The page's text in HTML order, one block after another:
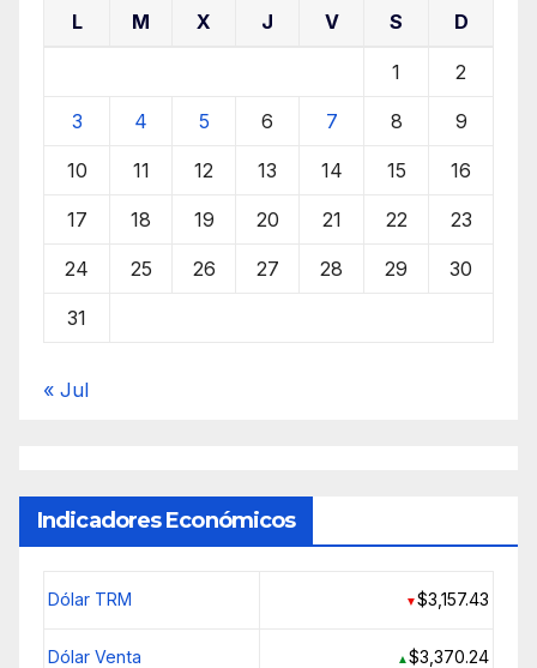
L M X J V S D
1 2
3 4 5 6 7 8 9
10 11 12 13 14 15 16
17 18 19 20 21 22 23
24 25 26 27 28 29 30
31
« Jul
Indicadores Económicos
Dólar TRM ▼$3,157.43
Dólar Venta ▲$3,370.24